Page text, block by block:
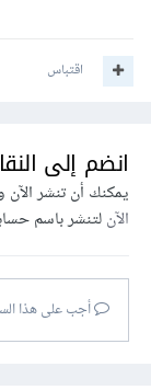
اقتباس
انضم إلى
يمكنك أن تنشر
الآنلتنشر باسم
أجب على هذا